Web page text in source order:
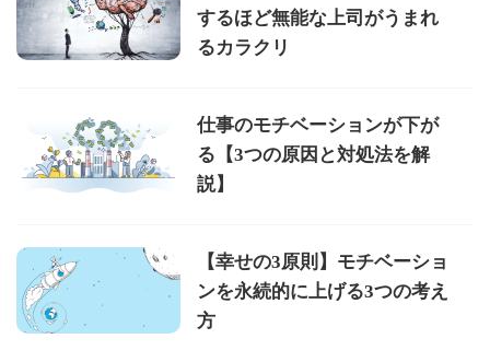
するほど無能な上司がうまれ
るカラクリ
仕事のモチベーションが下が
る【3つの原因と対処法を解
説】
【幸せの3原則】モチベーショ
ンを永続的に上げる3つの考え
方